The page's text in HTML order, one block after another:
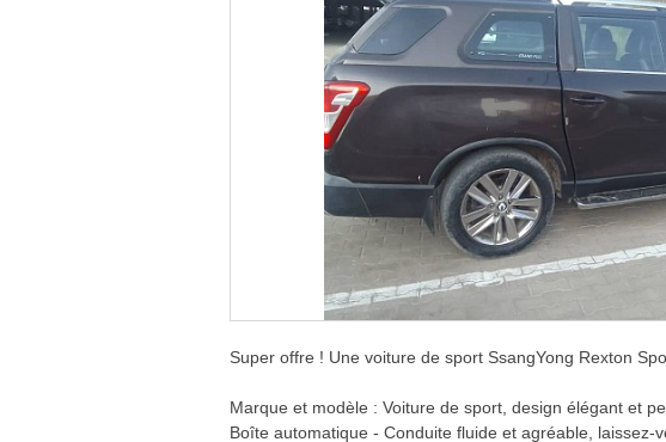
Super offre ! Une voiture de sport SsangYong Rexton
Marque et modèle : Voiture de sport, design élégant et
Boîte automatique - Conduite fluide et agréable, laissez-